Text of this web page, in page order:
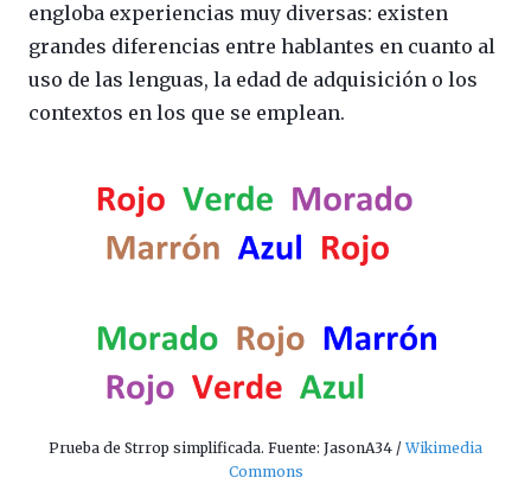
engloba experiencias muy diversas: existen
grandes diferencias entre hablantes en cuanto al
uso de las lenguas, la edad de adquisición o los
contextos en los que se emplean.
Prueba de Strrop simplificada. Fuente: JasonA34 /Wikimedia
Commons